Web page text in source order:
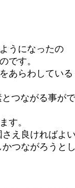
うになったの
です。
あらわしている
つながる事がで
す。
え良ければよ
つながろうと